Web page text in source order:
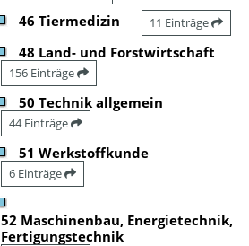
46 Tiermedizin 11 Einträge
48 Land- und Forstwirtschaft
156 Einträge
50 Technik allgemein
44 Einträge
51 Werkstoffkunde
6 Einträge
52 Maschinenbau, Energietechnik,
Fertigungstechnik